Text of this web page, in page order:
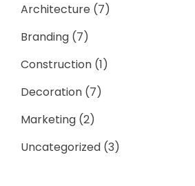
Architecture (7)
Branding (7)
Construction (1)
Decoration (7)
Marketing (2)
Uncategorized (3)